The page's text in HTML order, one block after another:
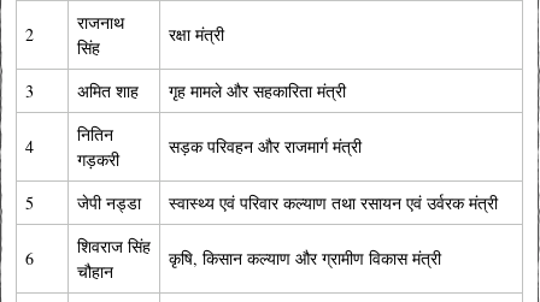
2
राजनाथ
सिंह
रक्षा मंत्री
3 अमित शाह गृह मामले और सहकारिता मंत्री
4
नितिन
गड़करी
सड़क परिवहन और राजमार्ग मंत्री
5 जेपी नड्डा स्वास्थ्य एवं परिवार कल्याण तथा रसायन एवं उर्वरक मंत्री
6
शिवराज सिंह
चौहान
कृषि, किसान कल्याण और ग्रामीण विकास मंत्री